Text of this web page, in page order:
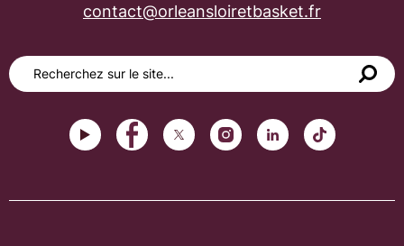
contact@orleansloiretbasket.fr